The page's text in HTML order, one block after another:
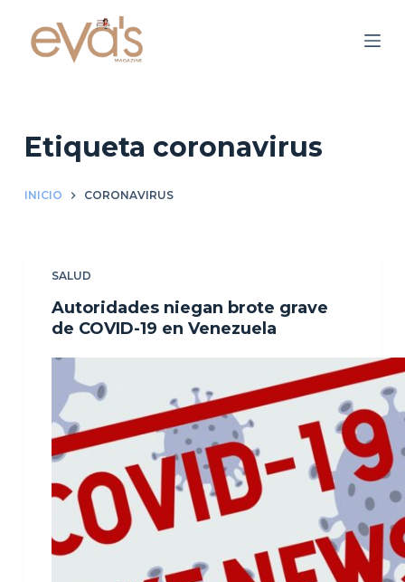
Etiqueta coronavirus
INICIO CORONAVIRUS
SALUD
Autoridades niegan brote grave
de COVID-19 en Venezuela